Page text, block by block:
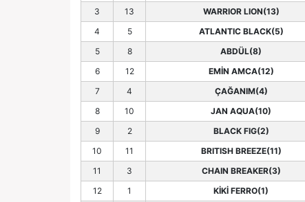
3
13 WARRIOR LION(13)
4
5 ATLANTIC BLACK(5)
5
8 ABDÜL(8)
6
12 EMİN AMCA(12)
7
4 ÇAĞANIM(4)
8
10 JAN AQUA(10)
9
2 BLACK FIG(2)
10
11 BRITISH BREEZE(11)
11
3 CHAIN BREAKER(3)
12
1 KİKİ FERRO(1)